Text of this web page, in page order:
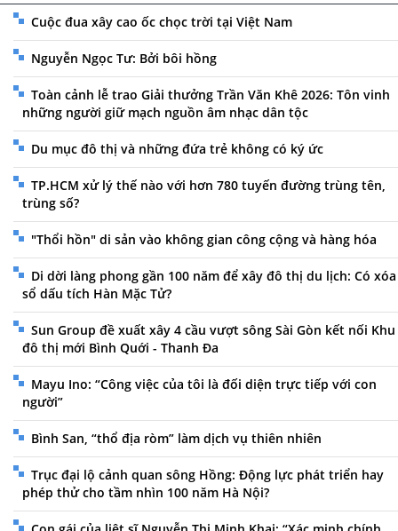
Cuộc đua xây cao ốc chọc trời tại Việt Nam
Nguyễn Ngọc Tư: Bởi bôi hồng
Toàn cảnh lễ trao Giải thưởng Trần Văn Khê 2026: Tôn vinh
những người giữ mạch nguồn âm nhạc dân tộc
Du mục đô thị và những đứa trẻ không có ký ức
TP.HCM xử lý thế nào với hơn 780 tuyến đường trùng tên,
trùng số?
"Thổi hồn" di sản vào không gian công cộng và hàng hóa
Di dời làng phong gần 100 năm để xây đô thị du lịch: Có xóa
sổ dấu tích Hàn Mặc Tử?
Sun Group đề xuất xây 4 cầu vượt sông Sài Gòn kết nối Khu
đô thị mới Bình Quới - Thanh Đa
Mayu Ino: “Công việc của tôi là đối diện trực tiếp với con
người”
Bình San, “thổ địa ròm” làm dịch vụ thiên nhiên
Trục đại lộ cảnh quan sông Hồng: Động lực phát triển hay
phép thử cho tầm nhìn 100 năm Hà Nội?